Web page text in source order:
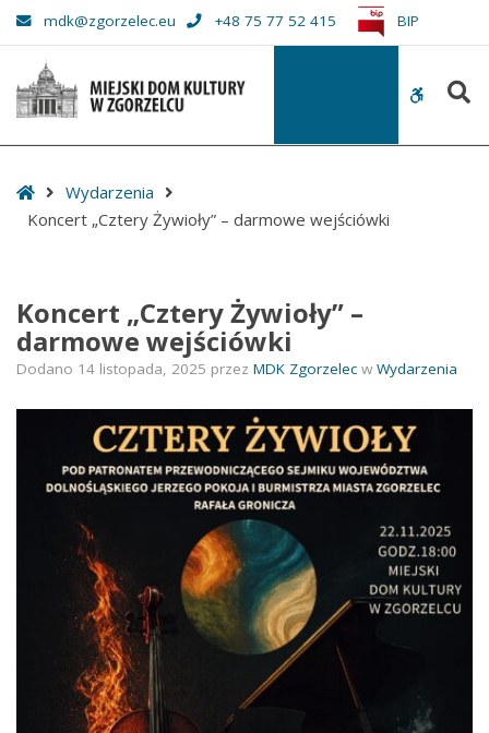
Koncert
„Cztery
Żywioły”
darmowe
mdk@zgorzelec.eu +48 75 77 52 415 BIP
WCAG
StartWydarzenia
Koncert „Cztery Żywioły” – darmowe wejściówki
Koncert „Cztery Żywioły” –
darmowe wejściówki
Dodano 14 listopada, 2025 przez MDK Zgorzelec w Wydarzenia